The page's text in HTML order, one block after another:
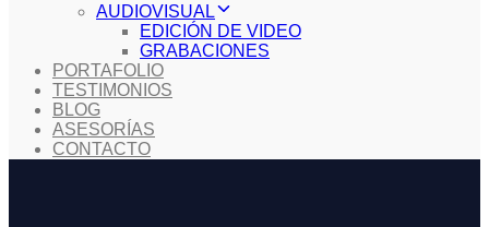
AUDIOVISUAL
EDICIÓN DE VIDEO
GRABACIONES
PORTAFOLIO
TESTIMONIOS
BLOG
ASESORÍAS
CONTACTO